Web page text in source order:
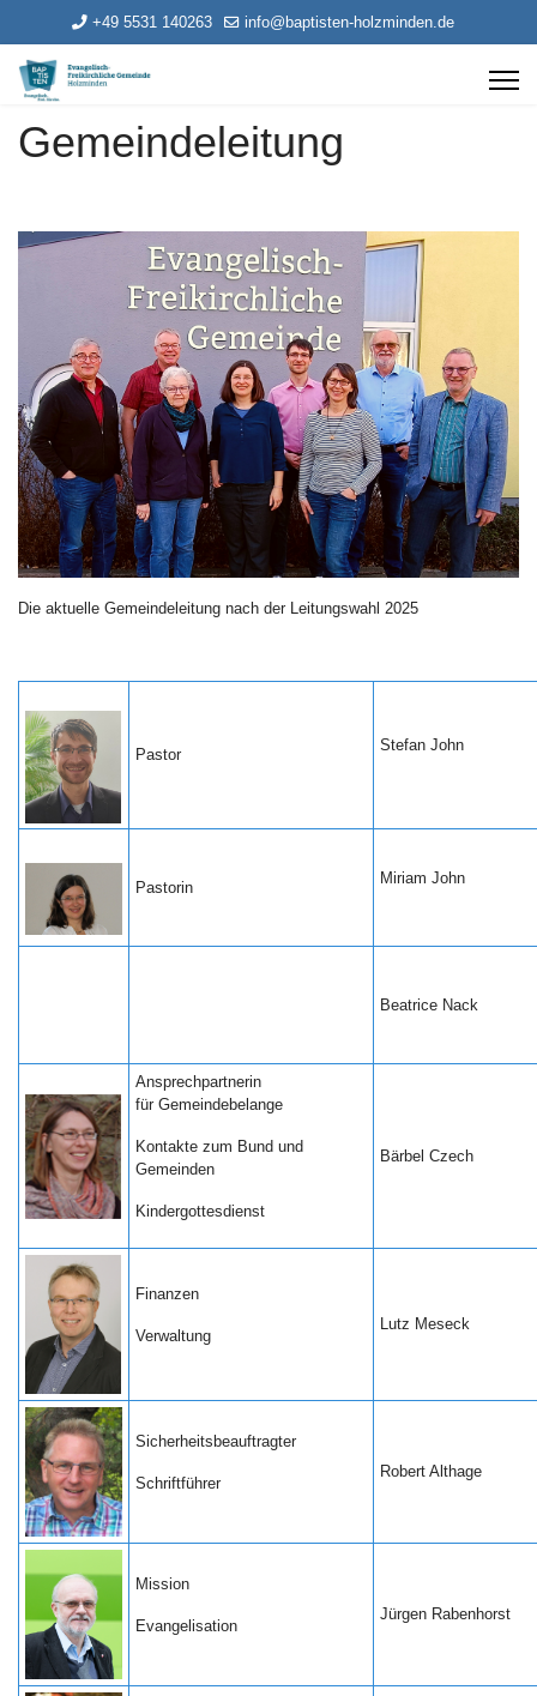
+49 5531 140263 info@baptisten-holzminden.de
Gemeindeleitung
Die aktuelle Gemeindeleitung nach der Leitungswahl 2025
Pastor
Stefan John
Pastorin
Miriam John
Beatrice Nack
Ansprechpartnerin
für Gemeindebelange
Kontakte zum Bund und
Gemeinden
Kindergottesdienst
Bärbel Czech
Finanzen
Verwaltung
Lutz Meseck
Sicherheitsbeauftragter
Schriftführer
Robert Althage
Mission
Evangelisation
Jürgen Rabenhorst